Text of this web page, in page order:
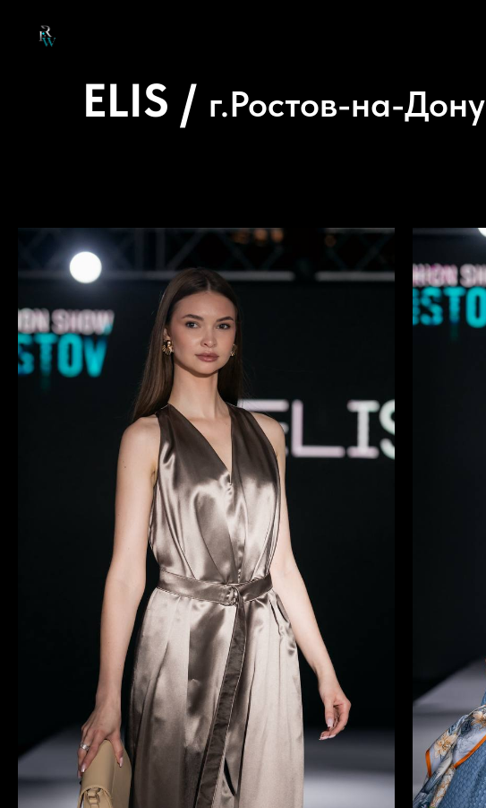
ELIS / г.Ростов-на-Дону